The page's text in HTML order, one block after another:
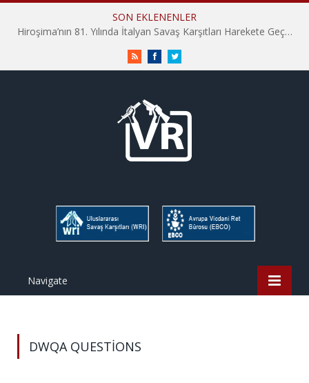
SON EKLENENLER
Hiroşima’nın 81. Yılında İtalyan Savaş Karşıtları Harekete Geçti: “Hatırlamak yeterli değil”
RSS FacebookTwitter
Navigate
DWQA QUESTIONS